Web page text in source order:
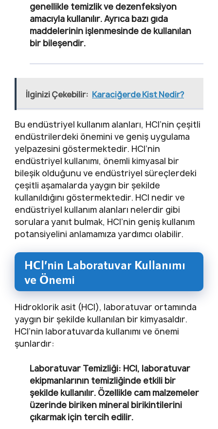
genellikle temizlik ve dezenfeksiyon
amacıyla kullanılır. Ayrıca bazı gıda
maddelerinin işlenmesinde de kullanılan
bir bileşendir.
İlginizi Çekebilir: Karaciğerde Kist Nedir?
Bu endüstriyel kullanım alanları, HCl’nin çeşitli
endüstrilerdeki önemini ve geniş uygulama
yelpazesini göstermektedir. HCl’nin
endüstriyel kullanımı, önemli kimyasal bir
bileşik olduğunu ve endüstriyel süreçlerdeki
çeşitli aşamalarda yaygın bir şekilde
kullanıldığını göstermektedir. HCl nedir ve
endüstriyel kullanım alanları nelerdir gibi
sorulara yanıt bulmak, HCl’nin geniş kullanım
potansiyelini anlamamıza yardımcı olabilir.
HCl’nin Laboratuvar Kullanımı
ve Önemi
Hidroklorik asit (HCl), laboratuvar ortamında
yaygın bir şekilde kullanılan bir kimyasaldır.
HCl’nin laboratuvarda kullanımı ve önemi
şunlardır:
Laboratuvar Temizliği: HCl, laboratuvar
ekipmanlarının temizliğinde etkili bir
şekilde kullanılır. Özellikle cam malzemeler
üzerinde biriken mineral birikintilerini
çıkarmak için tercih edilir.